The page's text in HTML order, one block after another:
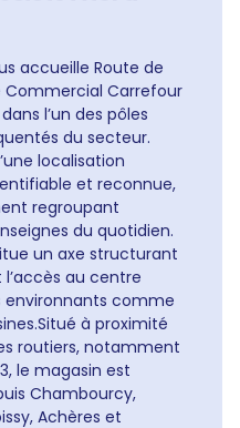
accueille Route de
Commercial Carrefour
l’un des pôles
du secteur.
localisation
et reconnue,
regroupant
du quotidien.
un axe structurant
au centre
environnants comme
à proximité
routiers, notamment
le magasin est
Chambourcy,
Achères et